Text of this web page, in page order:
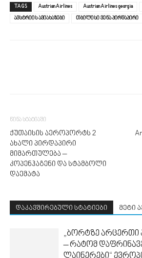
TAGS Austrian Airlines Austrian Airlines georgia
ავსტრიის ავიახაზები
თბილისი ვენა პირდაპირი
წინა სტატიაში
ქუთაისის აეროპორტს 2
ახალი პირდაპირი
მიმართულება –
კოპენჰაგენი და სტამბოლი
დაემატა
დაკავშირებული სტატიები მეტი
„ბორტზე არცერთი
– რატომ